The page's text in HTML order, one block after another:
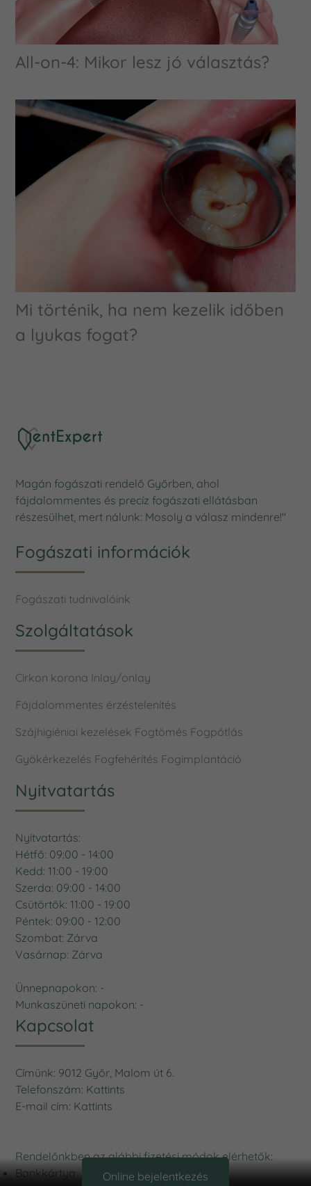
All-on-4: Mikor lesz jó választás?
Mi történik, ha nem kezelik időben
a lyukas fogat?
Magán fogászati rendelő Győrben, ahol
fájdalommentes és precíz fogászati ellátásban
részesülhet, mert nálunk: Mosoly a válasz mindenre!"
Fogászati információk
Fogászati tudnivalóink
Szolgáltatások
Cirkon korona Inlay/onlay
Fájdalommentes érzéstelenítés
Szájhigiéniai kezelések Fogtömés Fogpótlás
Gyökérkezelés Fogfehérítés Fogimplantáció
Nyitvatartás
Nyitvatartás:
Hétfő: 09:00 - 14:00
Kedd: 11:00 - 19:00
Szerda: 09:00 - 14:00
Csütörtök: 11:00 - 19:00
Péntek: 09:00 - 12:00
Szombat: Zárva
Vasárnap: Zárva
Ünnepnapokon: -
Munkaszüneti napokon: -
Kapcsolat
Címünk: 9012 Győr, Malom út 6.
Telefonszám: Kattints
E-mail cím: Kattints
Rendelőnkben az alábbi fizetési módok elérhetők:
Bankkártya
Online bejelentkezés